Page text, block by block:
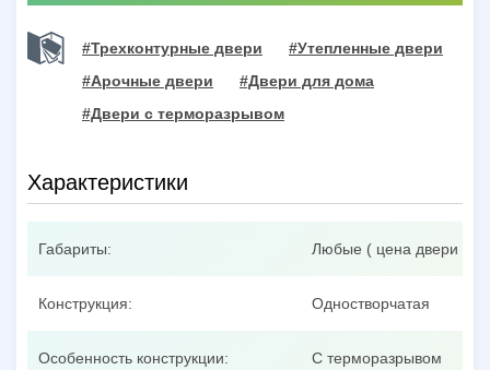
#Трехконтурные двери
#Утепленные двери
#Арочные двери
#Двери для дома
#Двери с терморазрывом
Характеристики
Габариты: Любые ( цена двери
Конструкция: Одностворчатая
Особенность конструкции: С терморазрывом